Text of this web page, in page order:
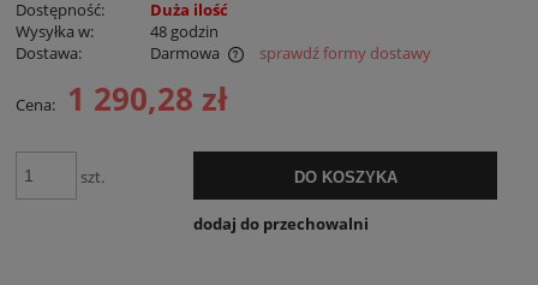
Dostępność:
Duża ilość
Wysyłka w:
48 godzin
Dostawa:
Darmowa
sprawdź formy dostawy
Cena: 1 290,28 zł
szt. DO KOSZYKA
dodaj do przechowalni